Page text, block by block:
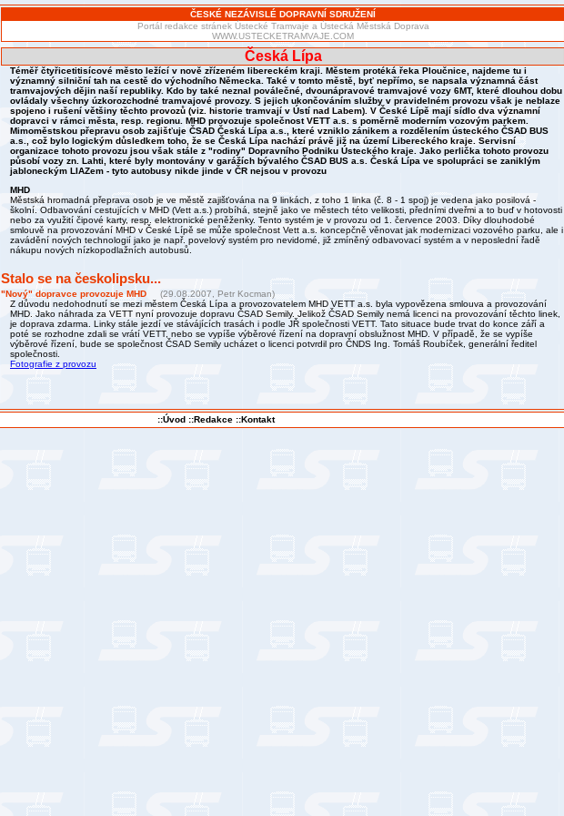
ČESKÉ NEZÁVISLÉ DOPRAVNÍ SDRUŽENÍ
Portál redakce stránek Ústecké Tramvaje a Ústecká Městská Doprava
WWW.USTECKETRAMVAJE.COM
Česká Lípa
Téměř čtyřicetitisícové město ležící v nově zřízeném libereckém kraji. Městem protéká řeka Ploučnice, najdeme tu i
významný silniční tah na cestě do východního Německa. Také v tomto městě, byť nepřímo, se napsala významná část
tramvajových dějin naší republiky. Kdo by také neznal poválečné, dvounápravové tramvajové vozy 6MT, které dlouhou dobu
ovládaly všechny úzkorozchodné tramvajové provozy. S jejich ukončováním služby v pravidelném provozu však je neblaze
spojeno i rušení většiny těchto provozů (viz. historie tramvají v Ústí nad Labem). V České Lípě mají sídlo dva významní
dopravci v rámci města, resp. regionu. MHD provozuje společnost VETT a.s. s poměrně moderním vozovým parkem.
Mimoměstskou přepravu osob zajišťuje ČSAD Česká Lípa a.s., které vzniklo zánikem a rozdělením ústeckého ČSAD BUS
a.s., což bylo logickým důsledkem toho, že se Česká Lípa nachází právě již na území Libereckého kraje. Servisní
organizace tohoto provozu jsou však stále z "rodiny" Dopravního Podniku Ústeckého kraje. Jako perlička tohoto provozu
působí vozy zn. Lahti, které byly montovány v garážích bývalého ČSAD BUS a.s. Česká Lípa ve spolupráci se zaniklým
jabloneckým LIAZem - tyto autobusy nikde jinde v ČR nejsou v provozu
MHD
Městská hromadná přeprava osob je ve městě zajišťována na 9 linkách, z toho 1 linka (č. 8 - 1 spoj) je vedena jako posilová -
školní. Odbavování cestujících v MHD (Vett a.s.) probíhá, stejně jako ve městech této velikosti, předními dveřmi a to buď v hotovosti
nebo za využití čipové karty, resp. elektronické peněženky. Tento systém je v provozu od 1. července 2003. Díky dlouhodobé
smlouvě na provozování MHD v České Lípě se může společnost Vett a.s. koncepčně věnovat jak modernizaci vozového parku, ale i
zavádění nových technologií jako je např. povelový systém pro nevidomé, již zmíněný odbavovací systém a v neposlední řadě
nákupu nových nízkopodlažních autobusů.
Stalo se na českolipsku...
"Nový" dopravce provozuje MHD
(29.08.2007, Petr Kocman)
Z důvodu nedohodnutí se mezi městem Česká Lípa a provozovatelem MHD VETT a.s. byla vypovězena smlouva a provozování
MHD. Jako náhrada za VETT nyní provozuje dopravu ČSAD Semily. Jelikož ČSAD Semily nemá licenci na provozování těchto linek,
je doprava zdarma. Linky stále jezdí ve stávájících trasách i podle JŘ společnosti VETT. Tato situace bude trvat do konce září a
poté se rozhodne zdali se vrátí VETT, nebo se vypíše výběrové řízení na dopravní obslužnost MHD. V případě, že se vypíše
výběrové řízení, bude se společnost ČSAD Semily ucházet o licenci potvrdil pro ČNDS Ing. Tomáš Roubíček, generální ředitel
společnosti.
Fotografie z provozu
::Úvod ::Redakce ::Kontakt